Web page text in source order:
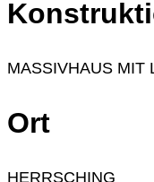
MASSIVHAUS MIT
Ort
HERRSCHING